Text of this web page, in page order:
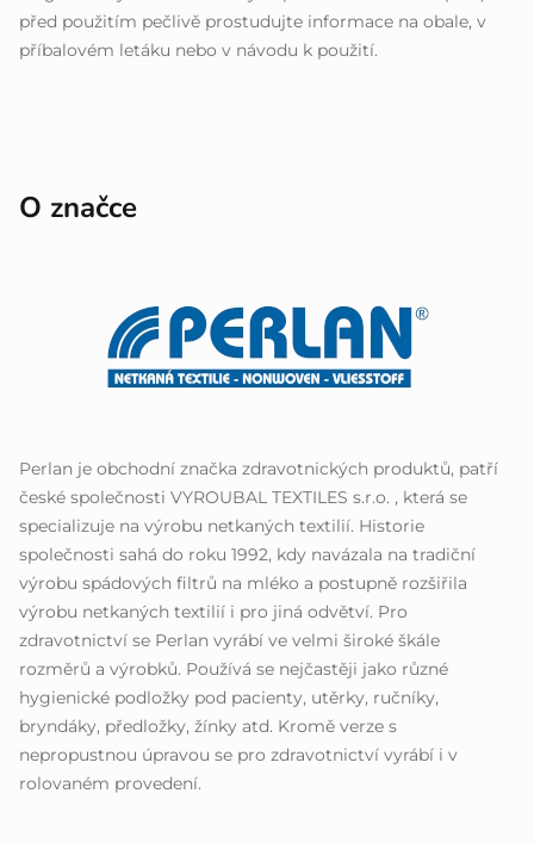
před použitím pečlivě prostudujte informace na obale, v
příbalovém letáku nebo v návodu k použití.
O značce
Perlan je obchodní značka zdravotnických produktů, patří
české společnosti VYROUBAL TEXTILES s.r.o. , která se
specializuje na výrobu netkaných textilií. Historie
společnosti sahá do roku 1992, kdy navázala na tradiční
výrobu spádových filtrů na mléko a postupně rozšiřila
výrobu netkaných textilií i pro jiná odvětví. Pro
zdravotnictví se Perlan vyrábí ve velmi široké škále
rozměrů a výrobků. Používá se nejčastěji jako různé
hygienické podložky pod pacienty, utěrky, ručníky,
bryndáky, předložky, žínky atd. Kromě verze s
nepropustnou úpravou se pro zdravotnictví vyrábí i v
rolovaném provedení.